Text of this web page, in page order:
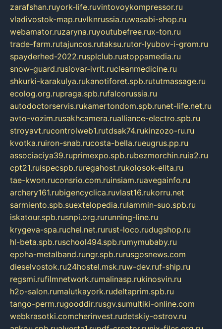
zarafshan.ruyork-life.ruvintovoykompressor.ru
vladivostok-map.ruvlknrussia.ruwasabi-shop.ru
webamator.ruzaryna.ruyoutubefree.rux-ton.ru
trade-farm.rutajuncos.rutaksu.rutor-lyubov-i-grom.ru
spayderhed-2022.rusplclub.rustoppamedia.ru
snow-guard.ruslovar-ivrit.rucleanmedicine.ru
shkurki-karakulya.rukanotiforet.spb.rututmassage.ru
ecolog.org.rupraga.spb.rufalcorussia.ru
autodoctorservis.rukamertondom.spb.runet-life.net.ru
avto-vozim.rusakhcamera.rualliance-electro.spb.ru
stroyavt.rucontrolweb1.rutdsak74.rukinzozo-ru.ru
kvotka.ruiron-snab.rucosta-bella.rueugrus.pp.ru
associaciya39.ruprimexpo.spb.rubezmorchin.ruia2.ru
cpt21.ruispecspb.ruregahost.rukolosok-elita.ru
tae-kwon.ruconsrio.com.ruinsiam.ruavegainfo.ru
archery161.rubigencyclica.ruvlast16.rukorru.net
sarmiento.spb.suextelopedia.rulammin-suo.spb.ru
iskatour.spb.rusnpi.org.rurunning-line.ru
krygeva-spa.ruchel.net.rurust-loco.rudugshop.ru
hl-beta.spb.ruschool494.spb.rumymubaby.ru
epoha-metalband.rungr.spb.rurusgosnews.com
dieselvostok.ru24hostel.msk.ruw-dev.ruf-ship.ru
regsmi.rufilmnetwork.rumalinasp.rukinosvin.ru
h2o-salon.rumalutkayork.rudeltaprim.spb.ru
tango-perm.rugooddir.rusgv.sumultiki-online.com
webkrasotki.comcherinvest.rudetskiy-ostrov.ru